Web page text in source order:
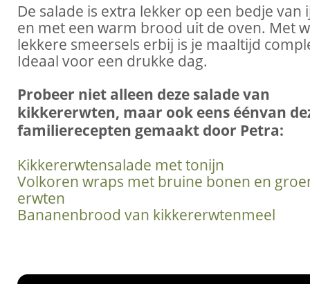
De salade is extra lekker op een bedje van
en met een warm brood uit de oven. Met
lekkere smeersels erbij is je maaltijd
Ideaal voor een drukke dag.
Probeer niet alleen deze salade van
kikkererwten, maar ook eens éénvan
familierecepten gemaakt door Petra:
Kikkererwtensalade met tonijn
Volkoren wraps met bruine bonen en
erwten
Bananenbrood van kikkererwtenmeel